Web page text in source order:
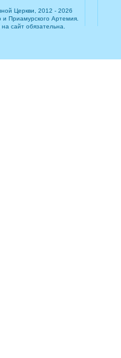
Церкви, 2012 - 2026
Приамурского Артемия.
сайт обязательна.